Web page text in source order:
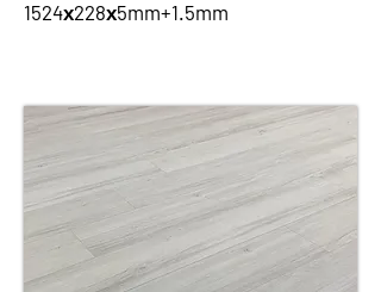
1524х228х5mm+1.5mm